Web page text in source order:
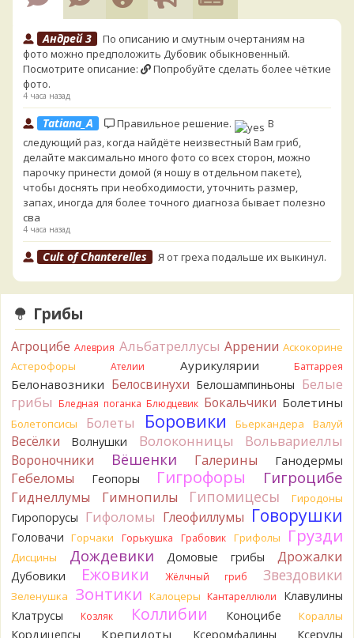
Андрей 3
По описанию и смутным очертаниям на
фото можно предположить Дубовик обыкновенный.
Посмотрите описание:
Попробуйте сделать более чёткие
фото.
4 часа назад
Tatiana_A Правильное решение.
В
следующий раз, когда найдёте неизвестный Вам гриб,
делайте максимально много фото со всех сторон, можно
парочку принести домой (я ношу в отдельном пакете),
чтобы доснять при необходимости, уточнить размер,
запах, иногда для более точного диагноза бывает полезно
сва
4 часа назад
Cult of Chanterelles
Я от греха подальше их выкинул.
Tatiana_A
Говорушек в этой цветовой гамме - хоть
пруд пруди, и далеко не все описаны на этом сайте. И
большинство из них как минимум несъедобны. Ворончатая
должна слабо пахнуть миндалём. Из похожих есть, скажем,
Желобчатая и Бледноокрашенная. Росли не не древесине,
так? Из земли или из подстилки
Мария Хорошо. При срезании синеет.
Tatiana_A Посмотрите Пилолистнички: lentinellus/
BorisM
Мария, нереально точно определить вид
гриба по таким фото. А в лотерею играть здесь никто не
9 часов назад
BorisM
Лес может быть и еловый, но хвоя на земле -
сосновая.
12 часов назад
Грибы
Агроцибе Алеврия Альбатреллусы Аррении Аскокорине
Астерофоры
Ателии Аурикулярии Баттаррея
Белонавозники Белосвинухи Белошампиньоны Белые
грибы Бледная поганка Блюдцевик Бокальчики Болетины
Болетопсисы Болеты Боровики Бьеркандера Валуй
Весёлки Волнушки Волоконницы Вольвариеллы
Вороночники Вёшенки Галерины Ганодермы
Гебеломы Геопоры Гигрофоры Гигроцибе
Гиднеллумы Гимнопилы Гипомицесы Гиродоны
Гиропорусы Гифоломы Глеофиллумы Говорушки
Головачи Горчаки Горькушка Грабовик Грифолы Грузди
Дисцины Дождевики Домовые грибы Дрожалки
Дубовики Ежовики Жёлчный гриб Звездовики
Зеленушка Зонтики Калоцеры Кантареллюли
Клавулины
Клатрусы
Козляк Коллибии Коноцибе Кораллы
Кордицепсы Крепидоты Ксеромфалины Ксерулы